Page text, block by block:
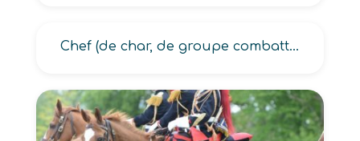
Chef (de char, de groupe combattant, de patrouille combattant, de pièce d’artillerie, d’engin blindé, d’équipe de combat)